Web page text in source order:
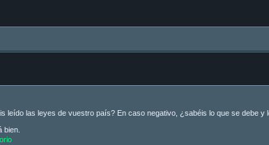
leído las leyes de vuestro país? En caso negativo, ¿sabéis lo que se debe y
bien.